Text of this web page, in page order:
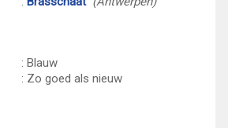
: Blauw
: Zo goed als nieuw